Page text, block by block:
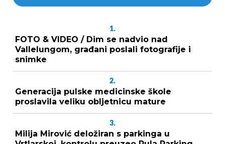
1.
FOTO & VIDEO / Dim se nadvio nad
Vallelungom, građani poslali fotografije i
snimke
2.
Generacija pulske medicinske škole
proslavila veliku obljetnicu mature
3.
Milija Mirović deložiran s parkinga u